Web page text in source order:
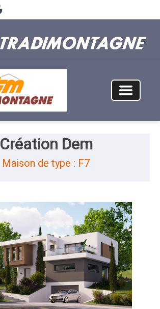
Création Dem
Maison de type : F7